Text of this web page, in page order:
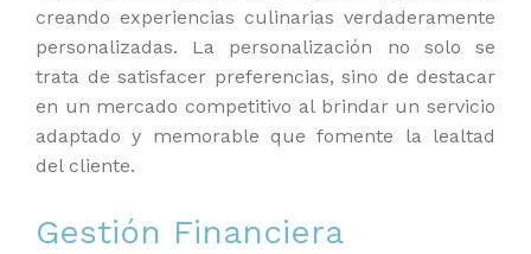
creando experiencias culinarias verdaderamente
personalizadas. La personalización no solo se
trata de satisfacer preferencias, sino de destacar
en un mercado competitivo al brindar un servicio
adaptado y memorable que fomente la lealtad
del cliente.
Gestión Financiera